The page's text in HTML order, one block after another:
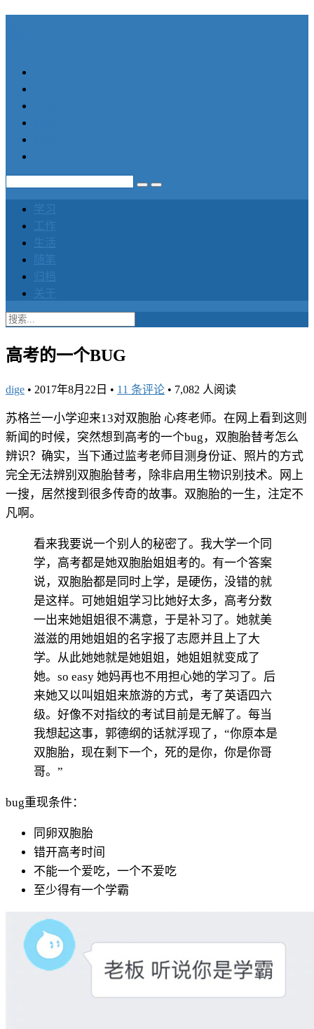
高考的一个BUG
dige • 2017年8月22日 • 11 条评论 • 7,082 人阅读
苏格兰一小学迎来13对双胞胎 心疼老师。在网上看到这则
新闻的时候，突然想到高考的一个bug，双胞胎替考怎么
辨识？确实，当下通过监考老师目测身份证、照片的方式
完全无法辨别双胞胎替考，除非启用生物识别技术。网上
一搜，居然搜到很多传奇的故事。双胞胎的一生，注定不
凡啊。
看来我要说一个别人的秘密了。我大学一个同
学，高考都是她双胞胎姐姐考的。有一个答案
说，双胞胎都是同时上学，是硬伤，没错的就
是这样。可她姐姐学习比她好太多，高考分数
一出来她姐姐很不满意，于是补习了。她就美
滋滋的用她姐姐的名字报了志愿并且上了大
学。从此她她就是她姐姐，她姐姐就变成了
她。so easy 她妈再也不用担心她的学习了。后
来她又以叫姐姐来旅游的方式，考了英语四六
级。好像不对指纹的考试目前是无解了。每当
我想起这事，郭德纲的话就浮现了，“你原本是
双胞胎，现在剩下一个，死的是你，你是你哥
哥。”
bug重现条件：
同卵双胞胎
错开高考时间
不能一个爱吃，一个不爱吃
至少得有一个学霸